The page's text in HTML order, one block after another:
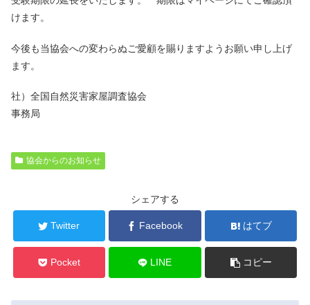
けます。
今後も当協会への変わらぬご愛顧を賜りますようお願い申し上げ
ます。
社）全国自然災害家屋調査協会
事務局
協会からのお知らせ
シェアする
Twitter Facebook はてブ
Pocket LINE コピー